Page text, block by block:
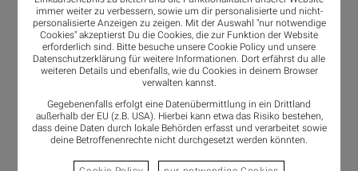
immer weiter zu verbessern, sowie um dir personalisierte und nicht-
personalisierte Anzeigen zu zeigen. Mit der Auswahl "nur notwendige
Cookies" akzeptierst Du die Cookies, die zur Funktion der Website
erforderlich sind. Bitte besuche unsere Cookie Policy und unsere
Datenschutzerklärung für weitere Informationen. Dort erfährst du alle
weiteren Details und ebenfalls, wie du Cookies in deinem Browser
verwalten kannst.
Gegebenenfalls erfolgt eine Datenübermittlung in ein Drittland
außerhalb der EU (z.B. USA). Hierbei kann etwa das Risiko bestehen,
dass deine Daten durch lokale Behörden erfasst und verarbeitet sowie
deine Betroffenenrechte nicht durchgesetzt werden könnten.